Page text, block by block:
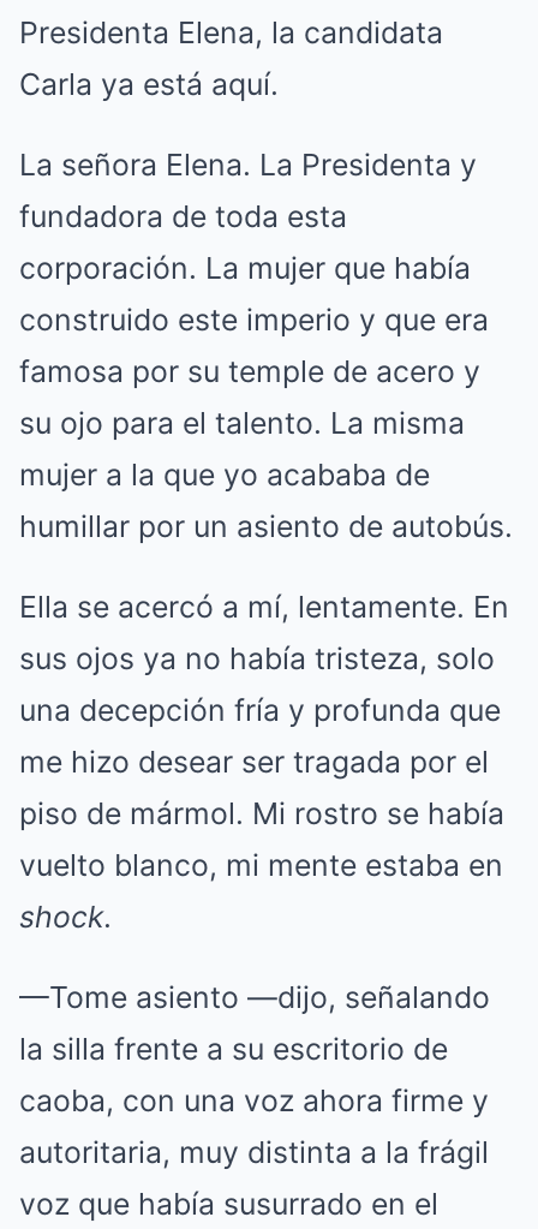
Presidenta Elena, la candidata
Carla ya está aquí.
La señora Elena. La Presidenta y
fundadora de toda esta
corporación. La mujer que había
construido este imperio y que era
famosa por su temple de acero y
su ojo para el talento. La misma
mujer a la que yo acababa de
humillar por un asiento de autobús.
Ella se acercó a mí, lentamente. En
sus ojos ya no había tristeza, solo
una decepción fría y profunda que
me hizo desear ser tragada por el
piso de mármol. Mi rostro se había
vuelto blanco, mi mente estaba en
shock.
—Tome asiento —dijo, señalando
la silla frente a su escritorio de
caoba, con una voz ahora firme y
autoritaria, muy distinta a la frágil
voz que había susurrado en el